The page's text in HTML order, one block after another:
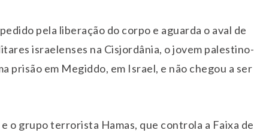
pela liberação do corpo e aguarda o aval de
israelenses na Cisjordânia, o jovem palestino-
prisão em Megiddo, em Israel, e não chegou a ser
o grupo terrorista Hamas, que controla a Faixa de